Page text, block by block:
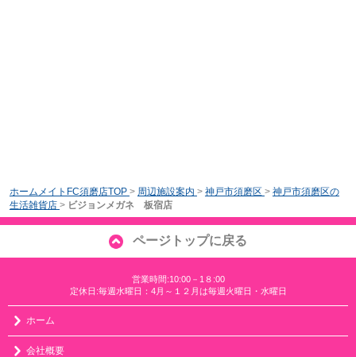
ホームメイトFC須磨店TOP > 周辺施設案内 > 神戸市須磨区 > 神戸市須磨区の
生活雑貨店 > ビジョンメガネ 板宿店
ページトップに戻る
営業時間:10:00－1８:00
定休日:毎週水曜日：4月～１２月は毎週火曜日・水曜日
ホーム
会社概要